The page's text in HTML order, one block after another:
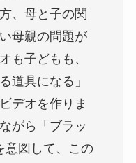
、母と子の関
母親の問題が
も子どもも、
道具になる」
デオを作りま
がら「ブラッ
意図して、この